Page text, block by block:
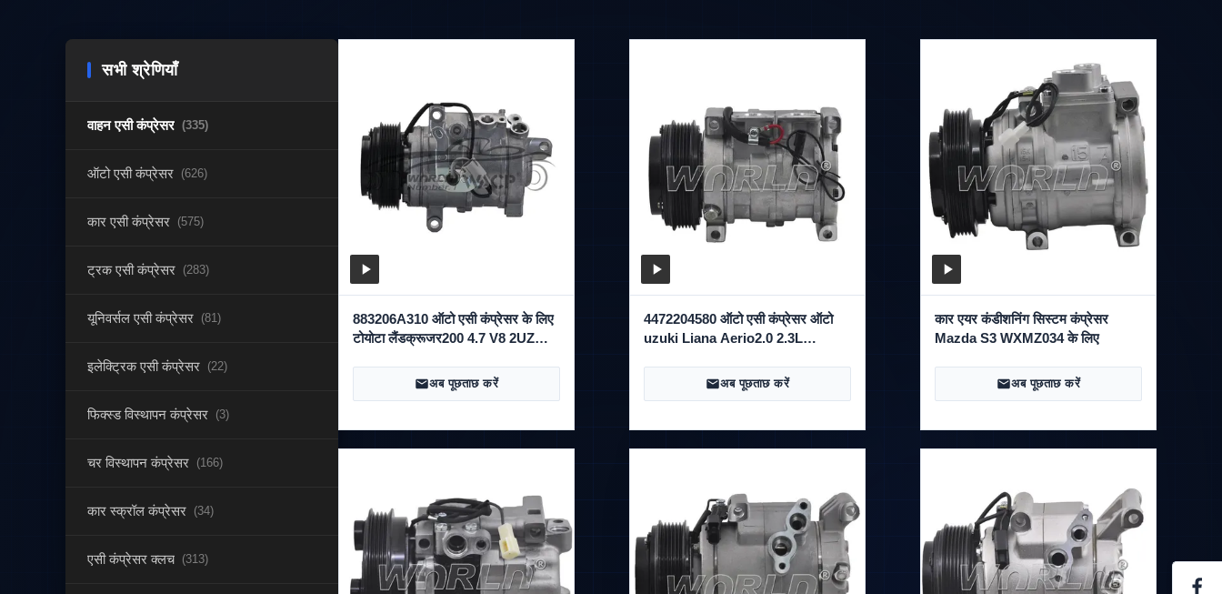
सभी श्रेणियाँ
वाहन एसी कंप्रेसर (335)
ऑटो एसी कंप्रेसर (626)
कार एसी कंप्रेसर (575)
ट्रक एसी कंप्रेसर (283)
यूनिवर्सल एसी कंप्रेसर (81)
इलेक्ट्रिक एसी कंप्रेसर (22)
फिक्स्ड विस्थापन कंप्रेसर (3)
चर विस्थापन कंप्रेसर (166)
कार स्क्रॉल कंप्रेसर (34)
एसी कंप्रेसर क्लच (313)
883206A310 ऑटो एसी कंप्रेसर के लिए
टोयोटा लैंडक्रूजर200 4.7 V8 2UZ
अब पूछताछ करें
4472204580 ऑटो एसी कंप्रेसर ऑटो
uzuki Liana Aerio2.0 2.3L
अब पूछताछ करें
कार एयर कंडीशनिंग सिस्टम कंप्रेसर
Mazda S3 WXMZ034 के लिए
अब पूछताछ करें